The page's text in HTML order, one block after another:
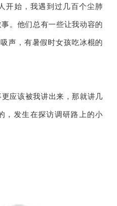
开始，我遇到过几百个尘肺
。 他们总有一些让我动容的
声，有暑假时女孩吃冰棍的
应该被我讲出来，那就讲几
，发生在探访调研路上的小